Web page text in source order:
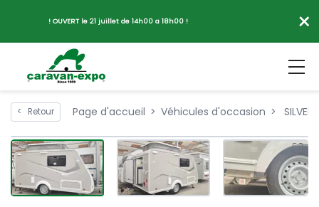
! OUVERT le 21 juillet de 14h00 a 18h00 ! ×
< Retour Page d'accueil Véhicules d'occasion SILVER